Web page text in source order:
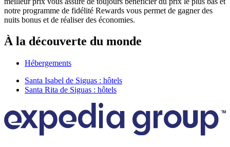
notre programme de fidélité Rewards vous permet de gagner des
nuits bonus et de réaliser des économies.
À la découverte du monde
Hébergements
Santa Isabel de Siguas : hôtels
Santa Rita de Siguas : hôtels